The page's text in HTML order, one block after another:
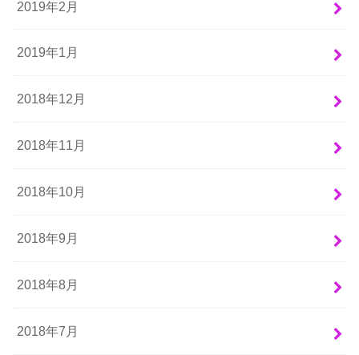
2019年2月
2019年1月
2018年12月
2018年11月
2018年10月
2018年9月
2018年8月
2018年7月